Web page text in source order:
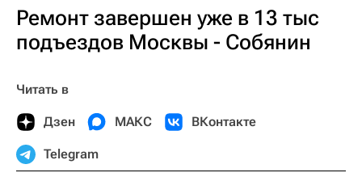
Ремонт завершен уже в 13 тыс
подъездов Москвы - Собянин
Читать в
Дзен МАКС ВКонтакте
Telegram